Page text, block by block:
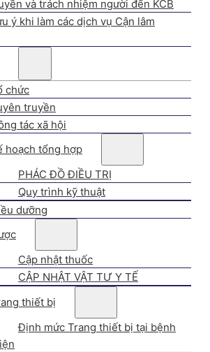
và trách nhiệm người đến KCB
ý khi làm các dịch vụ Cận lâm
chức
truyền
tác xã hội
hoạch tổng hợp
PHÁC ĐỒ ĐIỀU TRỊ
Quy trình kỹ thuật
dưỡng
Cập nhật thuốc
CẬP NHẬT VẬT TƯ Y TẾ
thiết bị
Định mức Trang thiết bị tại bệnh